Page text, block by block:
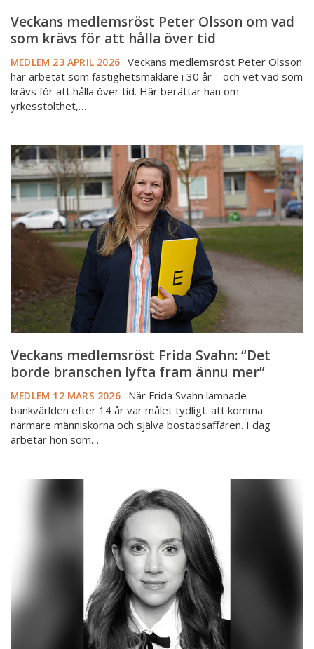
tidVeckans medlemsröst Peter Olsson om vad
som krävs för att hålla över tid
MEDLEM 23 APRIL 2026 Veckans medlemsröst Peter Olsson
har arbetat som fastighetsmäklare i 30 år – och vet vad som
krävs för att hålla över tid. Här berättar han om
yrkesstolthet,…
Veckans
medlemsröst
Frida
Svahn:
“Det
borde
branschen
lyfta
fram
ännu
mer”
Veckans medlemsröst Frida Svahn: “Det
borde branschen lyfta fram ännu mer”
MEDLEM 12 MARS 2026
När Frida Svahn lämnade
bankvärlden efter 14 år var målet tydligt: att komma
närmare människorna och själva bostadsaffären. I dag
arbetar hon som…
Veckans
uppgifter
blir